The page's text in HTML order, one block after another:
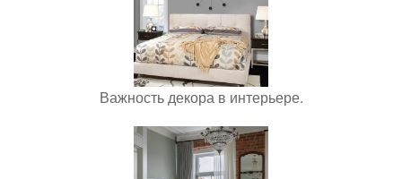
Важность декора в интерьере.